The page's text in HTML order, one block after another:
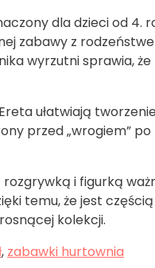
dla dzieci od 4.
zabawy z
wyrzutni sprawia, że
ułatwiają
przed „wrogiem” po
i figurką
temu, że jest częścią
kolekcji.
, zabawki hurtownia